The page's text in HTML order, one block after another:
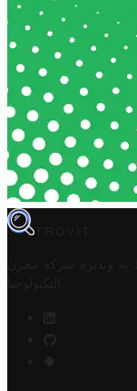
TROVIT
وتديره
شركة مخزن
التكنولوجيا